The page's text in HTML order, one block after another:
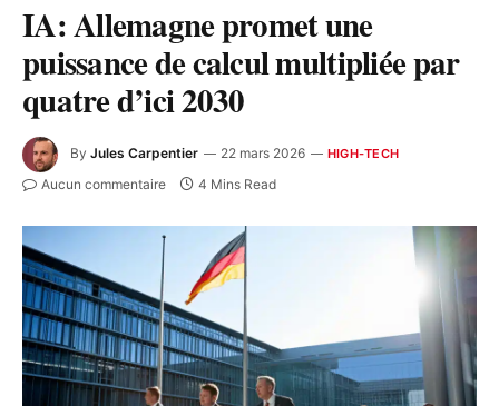
IA: Allemagne promet une
puissance de calcul multipliée par
quatre d’ici 2030
By Jules Carpentier 22 mars 2026 HIGH-TECH
Aucun commentaire 4 Mins Read